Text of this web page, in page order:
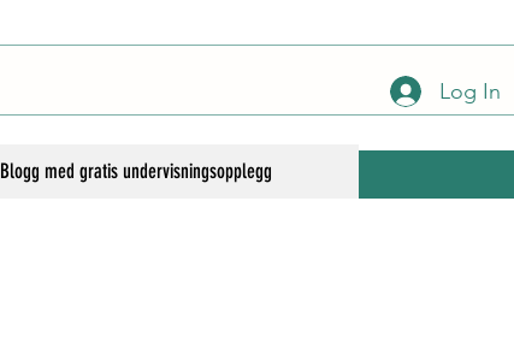
Log In
Blogg med gratis undervisningsopplegg